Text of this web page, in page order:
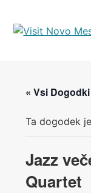
vsebino
« Vsi Dogodki
Ta dogodek
Jazz
Quartet